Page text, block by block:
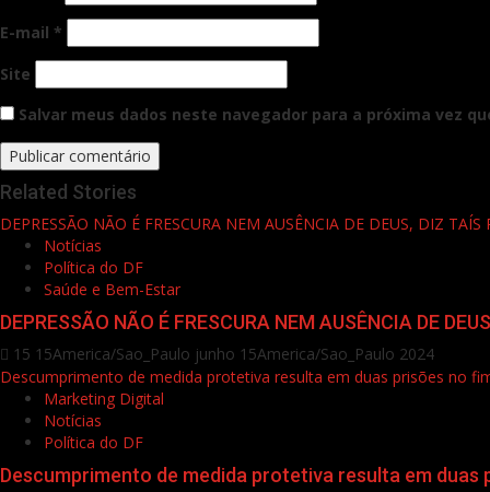
E-mail *
Site
Salvar meus dados neste navegador para a próxima vez
Related Stories
DEPRESSÃO NÃO É FRESCURA NEM AUSÊNCIA DE DEUS, DIZ TAÍS
Notícias
Política do DF
Saúde e Bem-Estar
DEPRESSÃO NÃO É FRESCURA NEM AUSÊNCIA DE
15 15America/Sao_Paulo junho 15America/Sao_Paulo 2024
Descumprimento de medida protetiva resulta em duas prisões no
Marketing Digital
Notícias
Política do DF
Descumprimento de medida protetiva resulta em duas